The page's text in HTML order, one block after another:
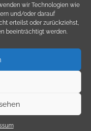
wir Technologien wie
und/oder darauf
erteilst oder zurückziehst,
beeinträchtigt werden.
| Gestaltung und